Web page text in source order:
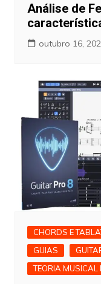
Análise de
outubro 16,
CHORDS E
GUIAS
TEORIA MUSICAL